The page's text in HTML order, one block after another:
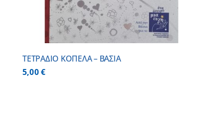
ΤΕΤΡΑΔΙΟ ΚΟΠΕΛΑ – ΒΑΣΙΑ
5,00€